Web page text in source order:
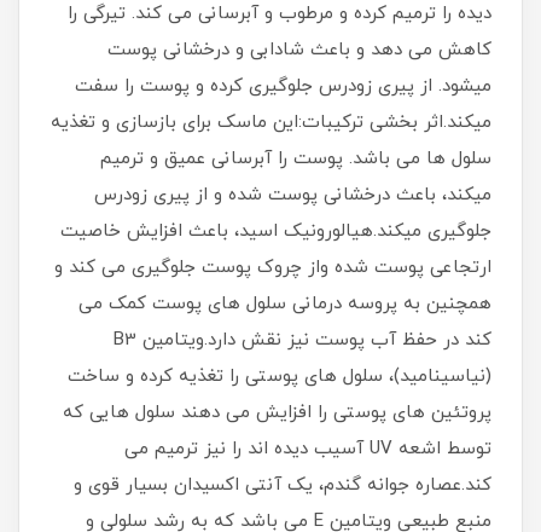
دیده را ترمیم کرده و مرطوب و آبرسانی می کند. تیرگی را
کاهش می دهد و باعث شادابی و درخشانی پوست
میشود. از پیری زودرس جلوگیری کرده و پوست را سفت
میکند.اثر بخشی ترکیبات:این ماسک برای بازسازی و تغذیه
سلول ها می باشد. پوست را آبرسانی عمیق و ترمیم
میکند، باعث درخشانی پوست شده و از پیری زودرس
جلوگیری میکند.هیالورونیک اسید، باعث افزایش خاصیت
ارتجاعی پوست شده واز چروک پوست جلوگیری می کند و
همچنین به پروسه درمانی سلول های پوست کمک می
کند در حفظ آب پوست نیز نقش دارد.ویتامین B3
(نیاسینامید)، سلول های پوستی را تغذیه کرده و ساخت
پروتئین های پوستی را افزایش می دهند سلول هایی که
توسط اشعه UV آسیب دیده اند را نیز ترمیم می
کند.عصاره جوانه گندم، یک آنتی اکسیدان بسیار قوی و
منبع طبیعی ویتامین E می باشد که به رشد سلولی و